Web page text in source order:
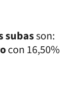
subasson:
con 16,50%